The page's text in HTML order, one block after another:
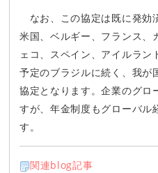
なお、この協定は既に発効
米国、ベルギー、フランス、
ェコ、スペイン、アイルラ
予定のブラジルに続く、我が
協定となります。企業のグロ
すが、年金制度もグローバル
す。
関連blog記事